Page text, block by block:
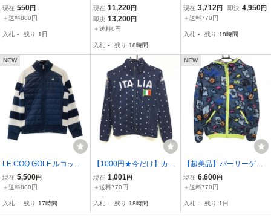
oq sportif(ルコックスポル
ティフ) ハーフジップウイ
ィース M ゴルフ用品 240
現在 550円
＋送料880円
入札 - 残り 1日
ツ ニットジップパーカー
ネイビー 一部透かし編み
レディース 2(L) ゴルフウ
LY GATES
現在 11,220円
即決 13,200円
＋送料0円
入札 - 残り 18時間
ナイロンジャケット 黒×
シルバー 裏地メッシュ ロ
ゴルフウェア Jack Bunny
現在 3,712円 即決 4,950円
＋送料770円
入札 - 残り 18時間
NEW
LE COQ GOLF ルコック
ゴルフ 中綿切替 ニット
ジップジャケット ボーダ
01727386] ゴルフウェア
現在 5,500円
＋送料800円
入札 - 残り 17時間
【1000円★今だけ】カッ
パ ジャケットブルゾン ネ
イビー×白 ドット柄 ITALI
ェア Kappa
現在 1,001 円
＋送料770円
入札 - 残り 18時間
NEW
【超美品】パーリーゲイ
ツ ジップパーカー グレー
×ライトグリーン お天気
ルフウェア PEARLY GAT
現在 6,600円
＋送料770円
入札 - 残り 1日